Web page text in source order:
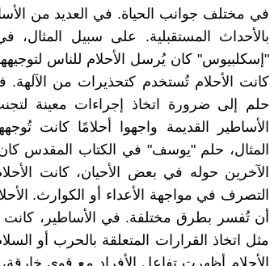
في مختلف جوانب الحياة. في العديد من
بالأحداث المستقبلية. على سبيل المثال، في
"إسكلبيوس" كان يُرسل الأحلام للناس
كانت الأحلام تُستخدم كتحذيرات من الآلهة.
حلم إلى ضرورة اتخاذ إجراءات معينة
الأساطير القديمة واجهوا أحلامًا كانت
المثال، حلم "يوسف" في الكتاب المقدس كان
الآخرين حوله في بعض الأحيان، كانت
التصرف في مواجهة الأعداء أو الكوارث.
أن تُفسر بطرق مختلفة. في الأساطير، كانت
مثل اتخاذ القرارات المتعلقة بالحرب أو
الأحلام أظهرت تفاعل الأفراد مع قوى